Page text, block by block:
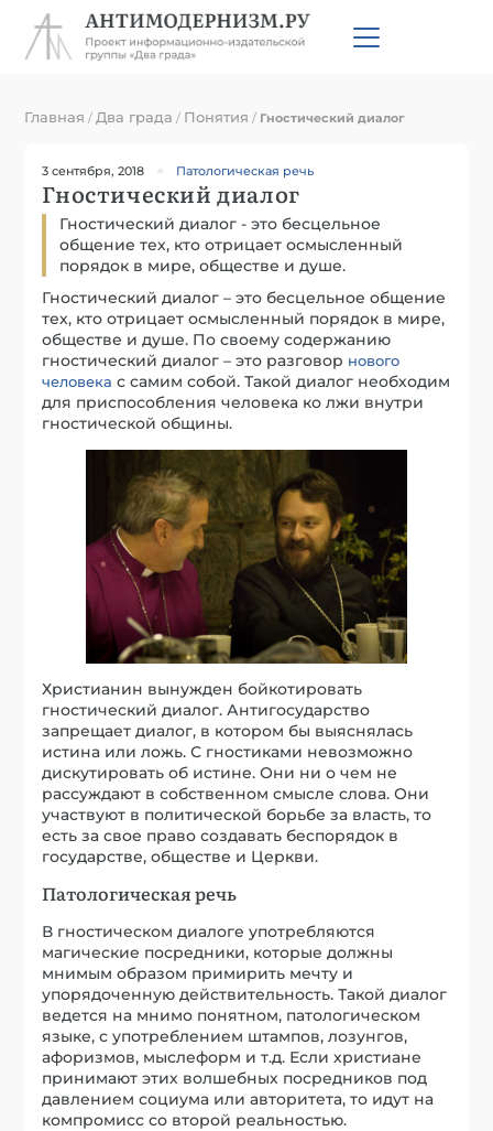
Главная / Два града / Понятия / Гностический диалог
3 сентября, 2018 Патологическая речь
Гностический диалог
Гностический диалог - это бесцельное
общение тех, кто отрицает осмысленный
порядок в мире, обществе и душе.
Гностический диалог – это бесцельное общение
тех, кто отрицает осмысленный порядок в мире,
обществе и душе. По своему содержанию
гностический диалог – это разговор нового
человека с самим собой. Такой диалог необходим
для приспособления человека ко лжи внутри
гностической общины.
Христианин вынужден бойкотировать
гностический диалог. Антигосударство
запрещает диалог, в котором бы выяснялась
истина или ложь. С гностиками невозможно
дискутировать об истине. Они ни о чем не
рассуждают в собственном смысле слова. Они
участвуют в политической борьбе за власть, то
есть за свое право создавать беспорядок в
государстве, обществе и Церкви.
Патологическая речь
В гностическом диалоге употребляются
магические посредники, которые должны
мнимым образом примирить мечту и
упорядоченную действительность. Такой диалог
ведется на мнимо понятном, патологическом
языке, с употреблением штампов, лозунгов,
афоризмов, мыслеформ и т.д. Если христиане
принимают этих волшебных посредников под
давлением социума или авторитета, то идут на
компромисс со второй реальностью.